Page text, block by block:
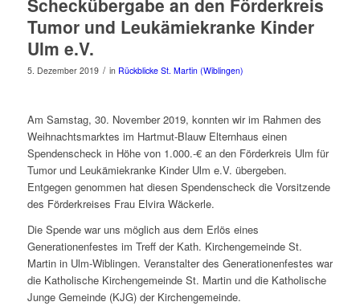
Scheckübergabe an den Förderkreis
Tumor und Leukämiekranke Kinder
Ulm e.V.
5. Dezember 2019 / in Rückblicke St. Martin (Wiblingen)
Am Samstag, 30. November 2019, konnten wir im Rahmen des
Weihnachtsmarktes im Hartmut-Blauw Elternhaus einen
Spendenscheck in Höhe von 1.000.-€ an den Förderkreis Ulm für
Tumor und Leukämiekranke Kinder Ulm e.V. übergeben.
Entgegen genommen hat diesen Spendenscheck die Vorsitzende
des Förderkreises Frau Elvira Wäckerle.
Die Spende war uns möglich aus dem Erlös eines
Generationenfestes im Treff der Kath. Kirchengemeinde St.
Martin in Ulm-Wiblingen. Veranstalter des Generationenfestes war
die Katholische Kirchengemeinde St. Martin und die Katholische
Junge Gemeinde (KJG) der Kirchengemeinde.